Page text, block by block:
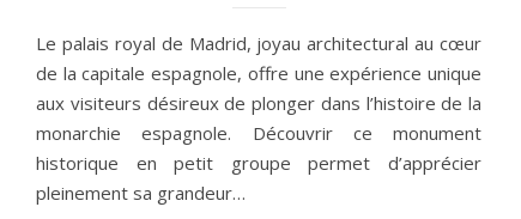
Le palais royal de Madrid, joyau architectural au cœur
de la capitale espagnole, offre une expérience unique
aux visiteurs désireux de plonger dans l’histoire de la
monarchie espagnole. Découvrir ce monument
historique en petit groupe permet d’apprécier
pleinement sa grandeur…